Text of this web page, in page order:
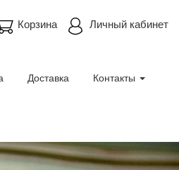
Личный кабинет
Корзина
Доставка Контакты